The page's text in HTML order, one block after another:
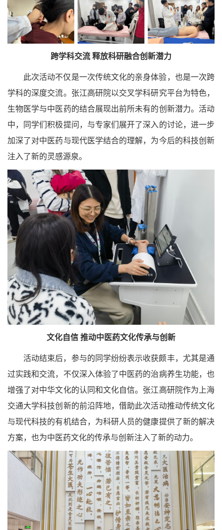
跨学科交流 释放科研融合创新潜力
此次活动不仅是一次传统文化的亲身体验，也是一次跨
学科的深度交流。张江高研院以交叉学科研究平台为特色，
生物医学与中医药的结合展现出前所未有的创新潜力。活动
中，同学们积极提问，与专家们展开了深入的讨论，进一步
加深了对中医药与现代医学结合的理解，为今后的科技创新
注入了新的灵感源泉。
文化自信 推动中医药文化传承与创新
活动结束后，参与的同学纷纷表示收获颇丰，尤其是通
过实践和交流，不仅深入体验了中医药的治病养生功能，也
增强了对中华文化的认同和文化自信。张江高研院作为上海
交通大学科技创新的前沿阵地，借助此次活动推动传统文化
与现代科技的有机结合，为科研人员的健康提供了新的解决
方案，也为中医药文化的传承与创新注入了新的动力。